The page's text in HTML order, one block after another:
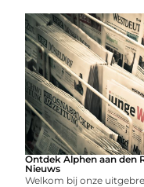
Ontdek Alphen aan den
Nieuws
Welkom bij onze